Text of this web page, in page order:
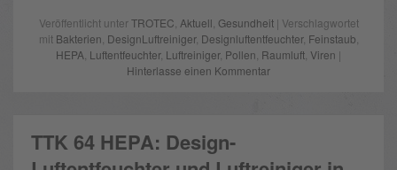
Veröffentlicht unterTROTEC Aktuell Gesundheit| Verschlagwortet
mit Bakterien DesignLuftreiniger, Designluftentfeuchter, Feinstaub
HEPA Luftentfeuchter, Luftreiniger, Pollen Raumluft Viren |
Hinterlasse einen Kommentar
TTK 64 HEPA: Design-